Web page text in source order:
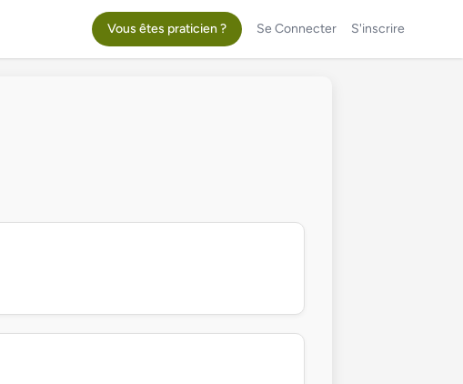
Vous êtes praticien ? Se Connecter S'inscrire